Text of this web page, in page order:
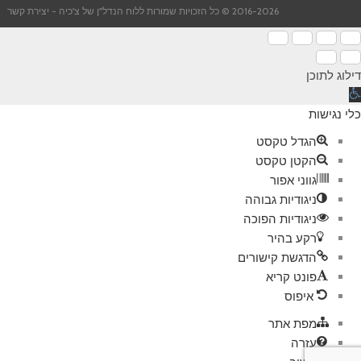
2016-2026 © כל הזכויות שמורות ללוח הנדל"ן של צ'כיה - יצירת קשר
דילוג לתוכן
פתח
סרגל
כלי נגישות
הגדל טקסט
הקטן טקסט
גווני אפור
ניגודיות גבוהה
ניגודיות הפוכה
רקע בהיר
הדגשת קישורים
פונט קריא
איפוס
מפת אתר
עזרה